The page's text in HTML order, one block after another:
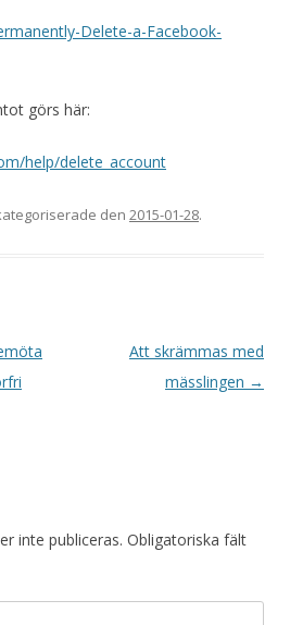
Delete-a-Facebook-
görs här:
help/delete_account
den 2015-01-28.
Att skrämmas med
mässlingen →
inte publiceras. Obligatoriska fält